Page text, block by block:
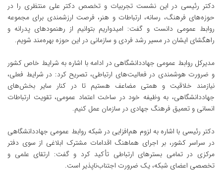
دکتر رئیسی در این نشست تجربیات و تخصص دکتر علی منتظری را در
حوزه‌های فرهنگ، رسانه، ارتباطات و هنر، فرصت ارزشمندی برای مجموعه
روابط عمومی دانست و گفت: امیدواریم بتوانیم از رهنمودهای پدرانه و
راهگشای ایشان در مسیر رشد فردی و سازمانی در این حوزه بهره‌مند شویم.
مدیرکل روابط عمومی جهاددانشگاهی در ادامه با اشاره به شرایط خاص کشور
و ضرورت هوشمندی در فعالیت‌های ارتباطی، تصریح کرد: در شرایط فعلی،
نیازمند خلاقیت و همتی مضاعف هستیم تا در کنار سایر بخش‌های
جهاددانشگاهی، به وظیفه خود در ساخت اعتماد عمومی، تقویت ارتباطات
انسانی و تعمیق فرهنگ جهادی در سازمان عمل کنیم.
دکتر رئیسی با اشاره به لزوم هم‌افزایی در شبکه روابط عمومی جهاددانشگاهی
در سراسر کشور، بر اجرای هماهنگ اقدامات مشترک ابلاغی از سوی دفتر
مرکزی در تمامی بسترهای ارتباطی تأکید کرد و گفت: ارتقای علمی و
تخصصی اعضای شبکه، یک ضرورت اجتناب‌ناپذیر است.